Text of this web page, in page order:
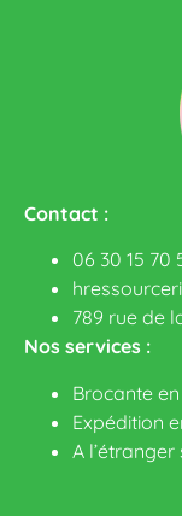
Contact :
06 30 15 70
789 rue de
Nos services :
Brocante
Expédition
A l’étranger